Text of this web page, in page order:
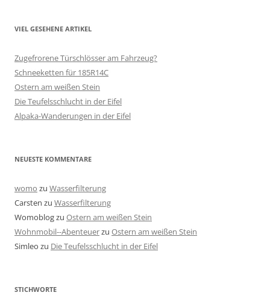
VIEL GESEHENE ARTIKEL
Zugefrorene Türschlösser am Fahrzeug?
Schneeketten für 185R14C
Ostern am weißen Stein
Die Teufelsschlucht in der Eifel
Alpaka-Wanderungen in der Eifel
NEUESTE KOMMENTARE
womo zu Wasserfilterung
Carsten zu Wasserfilterung
Womoblogzu Ostern am weißen Stein
Wohnmobil--Abenteuerzu Ostern am weißen Stein
Simleo zu Die Teufelsschlucht in der Eifel
STICHWORTE